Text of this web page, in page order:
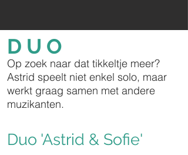
DUO
Op zoek naar dat tikkeltje meer?
Astrid speelt niet enkel solo, maar
werkt graag samen met andere
muzikanten.
Duo 'Astrid & Sofie'